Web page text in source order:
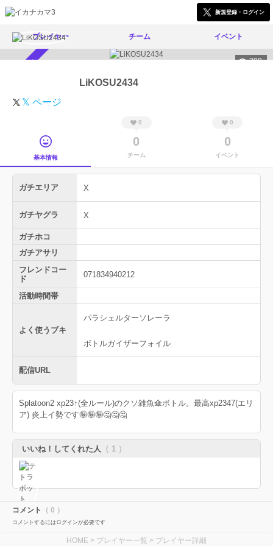
新規登録・ログイン
プレイヤー チーム イベント
298
LiKOSU2434
𝕏 ページ
基本情報
0
0
チーム
0
0
イベント
ガチエリア X
ガチヤグラ X
ガチホコ
ガチアサリ
フレンドコー
ド
071834940212
活動時間帯
よく使うブキ
パラシェルターソレーラ
ボトルガイザーフォイル
配信URL
Splatoon2 xp23↑(全ルール)のクソ雑魚傘ボトル。最高xp2347(エリ
ア) 炎上イ勢です🤪🤪🤪🤔🤔🤔
いいね！してくれた人 （ 1 ）
コメント （ 0 ）
コメントするにはログインが必要です
HOME > プレイヤー一覧 > プレイヤー詳細